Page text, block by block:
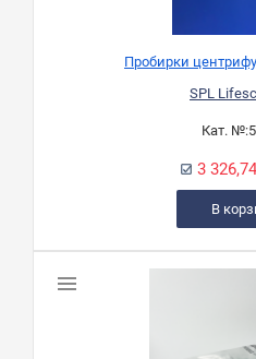
Пробирки
SPL
Кат. №:
3
В